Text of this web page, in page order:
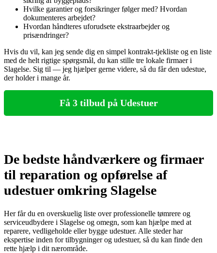
Hvilke garantier og forsikringer følger med? Hvordan
dokumenteres arbejdet?
Hvordan håndteres uforudsete ekstraarbejder og
prisændringer?
Hvis du vil, kan jeg sende dig en simpel kontrakt‑tjekliste og en liste
med de helt rigtige spørgsmål, du kan stille tre lokale firmaer i
Slagelse. Sig til — jeg hjælper gerne videre, så du får den udestue,
der holder i mange år.
Få 3 tilbud på Udestuer
De bedste håndværkere og firmaer
til reparation og opførelse af
udestuer omkring Slagelse
Her får du en overskuelig liste over professionelle tømrere og
serviceudbydere i Slagelse og omegn, som kan hjælpe med at
reparere, vedligeholde eller bygge udestuer. Alle steder har
ekspertise inden for tilbygninger og udestuer, så du kan finde den
rette hjælp i dit nærområde.